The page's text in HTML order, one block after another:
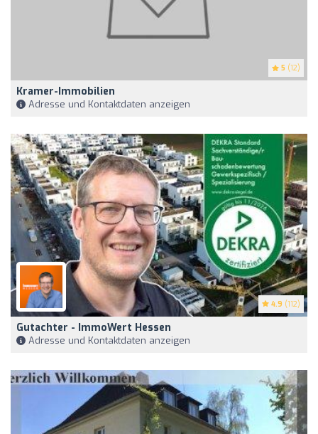
5 (12)
Kramer-Immobilien
Adresse und Kontaktdaten anzeigen
4.9 (112)
Gutachter - ImmoWert Hessen
Adresse und Kontaktdaten anzeigen